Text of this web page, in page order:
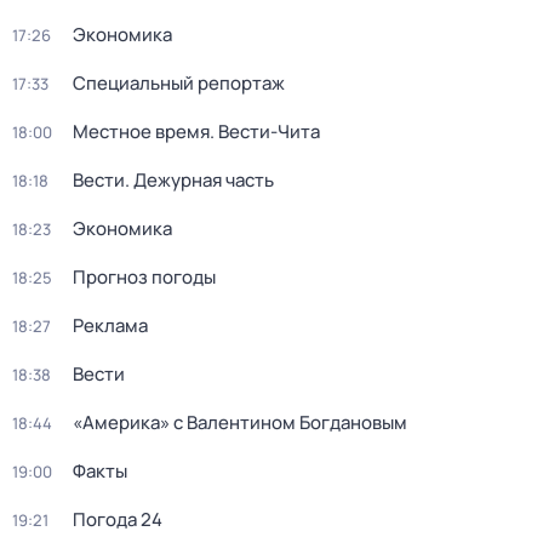
17:26 Экономика
17:33 Специальный репортаж
18:00 Местное время. Вести-Чита
18:18 Вести. Дежурная часть
18:23 Экономика
18:25 Прогноз погоды
18:27 Реклама
18:38 Вести
18:44 «Америка» с Валентином Богдановым
19:00 Факты
19:21 Погода 24